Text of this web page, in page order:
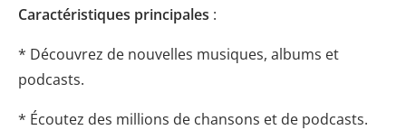
Caractéristiques principales :
* Découvrez de nouvelles musiques, albums et
podcasts.
* Écoutez des millions de chansons et de podcasts.